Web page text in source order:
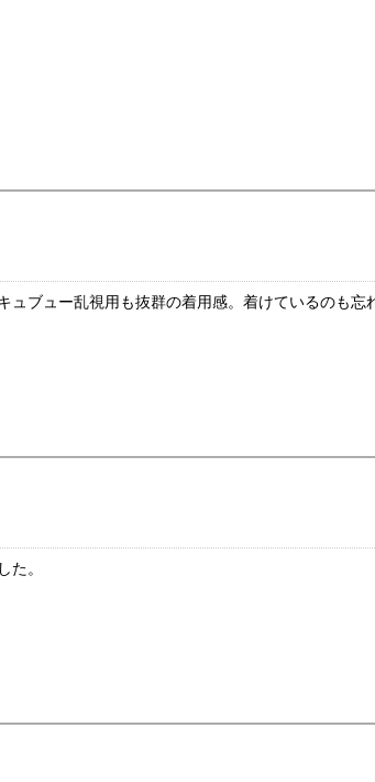
ュブュー乱視用も抜群の着用感。着けているのも忘
た。